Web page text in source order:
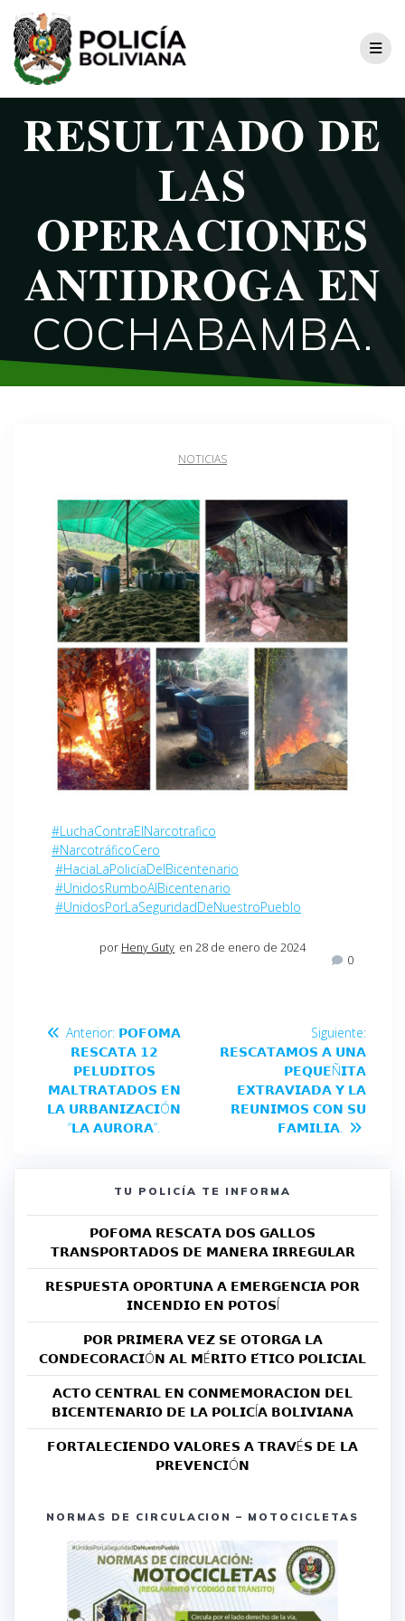
𝐑𝐄𝐒𝐔𝐋𝐓𝐀𝐃𝐎 𝐃𝐄
𝐋𝐀𝐒
𝐎𝐏𝐄𝐑𝐀𝐂𝐈𝐎𝐍𝐄𝐒
𝐀𝐍𝐓𝐈𝐃𝐑𝐎𝐆𝐀 𝐄𝐍
COCHABAMBA.
NOTICIAS
#LuchaContraElNarcotrafico
#NarcotráficoCero
#HaciaLaPolicíaDelBicentenario
#UnidosRumboAlBicentenario
#UnidosPorLaSeguridadDeNuestroPueblo
por Heny Guty en 28 de enero de 2024
0
Anterior: 𝗣𝗢𝗙𝗢𝗠𝗔
𝗥𝗘𝗦𝗖𝗔𝗧𝗔 𝟭𝟮
𝗣𝗘𝗟𝗨𝗗𝗜𝗧𝗢𝗦
𝗠𝗔𝗟𝗧𝗥𝗔𝗧𝗔𝗗𝗢𝗦 𝗘𝗡
𝗟𝗔 𝗨𝗥𝗕𝗔𝗡𝗜𝗭𝗔𝗖𝗜Ó𝗡
“𝗟𝗔 𝗔𝗨𝗥𝗢𝗥𝗔”.
Siguiente:
𝗥𝗘𝗦𝗖𝗔𝗧𝗔𝗠𝗢𝗦 𝗔 𝗨𝗡𝗔
𝗣𝗘𝗤𝗨𝗘Ñ𝗜𝗧𝗔
𝗘𝗫𝗧𝗥𝗔𝗩𝗜𝗔𝗗𝗔 𝗬 𝗟𝗔
𝗥𝗘𝗨𝗡𝗜𝗠𝗢𝗦 𝗖𝗢𝗡 𝗦𝗨
𝗙𝗔𝗠𝗜𝗟𝗜𝗔.
TU POLICÍA TE INFORMA
𝗣𝗢𝗙𝗢𝗠𝗔 𝗥𝗘𝗦𝗖𝗔𝗧𝗔 𝗗𝗢𝗦 𝗚𝗔𝗟𝗟𝗢𝗦
𝗧𝗥𝗔𝗡𝗦𝗣𝗢𝗥𝗧𝗔𝗗𝗢𝗦 𝗗𝗘 𝗠𝗔𝗡𝗘𝗥𝗔 𝗜𝗥𝗥𝗘𝗚𝗨𝗟𝗔𝗥
𝗥𝗘𝗦𝗣𝗨𝗘𝗦𝗧𝗔 𝗢𝗣𝗢𝗥𝗧𝗨𝗡𝗔 𝗔 𝗘𝗠𝗘𝗥𝗚𝗘𝗡𝗖𝗜𝗔 𝗣𝗢𝗥
𝗜𝗡𝗖𝗘𝗡𝗗𝗜𝗢 𝗘𝗡 𝗣𝗢𝗧𝗢𝗦Í
𝗣𝗢𝗥 𝗣𝗥𝗜𝗠𝗘𝗥𝗔 𝗩𝗘𝗭 𝗦𝗘 𝗢𝗧𝗢𝗥𝗚𝗔 𝗟𝗔
𝗖𝗢𝗡𝗗𝗘𝗖𝗢𝗥𝗔𝗖𝗜Ó𝗡 𝗔𝗟 𝗠É𝗥𝗜𝗧𝗢 𝗘́𝗧𝗜𝗖𝗢 𝗣𝗢𝗟𝗜𝗖𝗜𝗔𝗟
𝗔𝗖𝗧𝗢 𝗖𝗘𝗡𝗧𝗥𝗔𝗟 𝗘𝗡 𝗖𝗢𝗡𝗠𝗘𝗠𝗢𝗥𝗔𝗖𝗜𝗢𝗡 𝗗𝗘𝗟
𝗕𝗜𝗖𝗘𝗡𝗧𝗘𝗡𝗔𝗥𝗜𝗢 𝗗𝗘 𝗟𝗔 𝗣𝗢𝗟𝗜𝗖Í𝗔 𝗕𝗢𝗟𝗜𝗩𝗜𝗔𝗡𝗔
𝗙𝗢𝗥𝗧𝗔𝗟𝗘𝗖𝗜𝗘𝗡𝗗𝗢 𝗩𝗔𝗟𝗢𝗥𝗘𝗦 𝗔 𝗧𝗥𝗔𝗩É𝗦 𝗗𝗘 𝗟𝗔
𝗣𝗥𝗘𝗩𝗘𝗡𝗖𝗜Ó𝗡
NORMAS DE CIRCULACION – MOTOCICLETAS